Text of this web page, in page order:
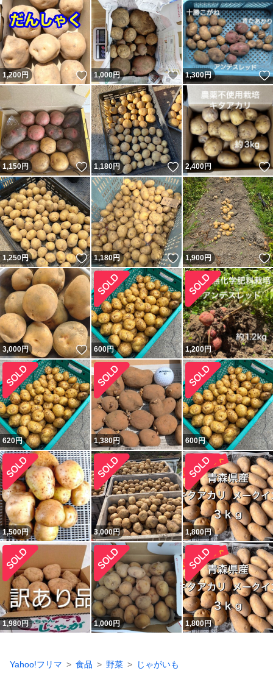
1,200円 いいね！
1,000円 いいね！
1,300円
1,150円 いいね！
1,180円 いいね！
2,400円
1,250円 いいね！
1,180円 いいね！
1,900円
3,000円 いいね！
600円 1,200円
620円 1,380円 600円
1,500円 3,000円 1,800円
1,980円 1,000円 1,800円
Yahoo!フリマ 食品 野菜 じゃがいも